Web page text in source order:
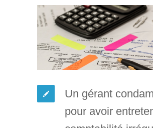
Un gérant
pour avoir